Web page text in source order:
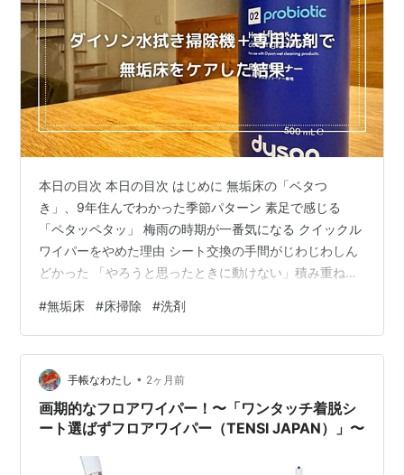
本日の目次 本日の目次 はじめに 無垢床の「ベタつ
き」、9年住んでわかった季節パターン 素足で感じる
「ペタッペタッ」 梅雨の時期が一番気になる クイックル
ワイパーをやめた理由 シート交換の手間がじわじわしん
どかった 「やろうと思ったときに動けない」積み重ね
っても、最初の場所はもう乾いている 終始ムラなく掃除
できる気持ちよさ 「週末に床をリセットする」習慣が定
着した Dyson 02 Probiotic床用クリーナーを使ってみた
PencilWashの購入特典として届いた ベタつき感がさらに
減った気がする 香りについては正直な…
#無垢床 #床掃除 #洗剤
手帳なわたし • 2ヶ月前
画期的なフロアワイパー！〜「ワンタッチ着脱シ
ート選ばずフロアワイパー（TENSI JAPAN）」〜